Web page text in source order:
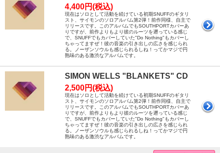
4,400円(税込)
現在はソロとして活動を続けている初期SNUFFのギタリ
スト、サイモンのソロアルバム第2弾！前作同様、自主で
リリースです。このアルバムでもSOUTHPORTカバーあ
りですが、前作よりもより彼のルーツを遡っている感じ
で、SNUFFでもカバーしていた"Do Nothing"もカバーし
ちゃってますぜ！彼の音楽の引き出しの広さを感じられ
る。ノーザンソウルも感じられるしね！ってかマジで円
熟味のある激渋なアルバムです。
SIMON WELLS "BLANKETS" CD
2,500円(税込)
現在はソロとして活動を続けている初期SNUFFのギタリ
スト、サイモンのソロアルバム第2弾！前作同様、自主で
リリースです。このアルバムでもSOUTHPORTカバーあ
りですが、前作よりもより彼のルーツを遡っている感じ
で、SNUFFでもカバーしていた"Do Nothing"もカバーし
ちゃってますぜ！彼の音楽の引き出しの広さを感じられ
る。ノーザンソウルも感じられるしね！ってかマジで円
熟味のある激渋なアルバムです。